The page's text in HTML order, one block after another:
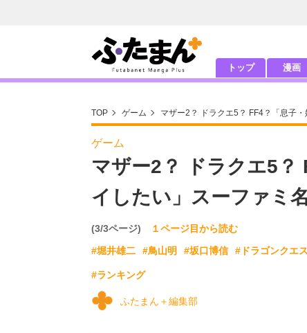
トップ 漫画
TOP ゲーム マザー2？ ドラクエ5？ FF4？「息子
ゲーム
マザー2？ ドラクエ5？
イしたい」スーファミ
(3/3ページ)
１ページ目から読む
#堀井雄二
#鳥山明 #坂口博信 #ドラゴンクエ
#ランキング
ふたまん＋編集部